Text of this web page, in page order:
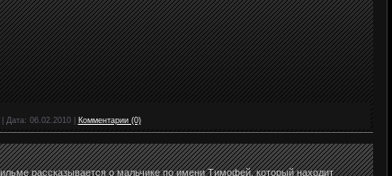
Дата: 06.02.2010 Комментарии (0)
рассказывается о мальчике по имени Тимофей, который находит